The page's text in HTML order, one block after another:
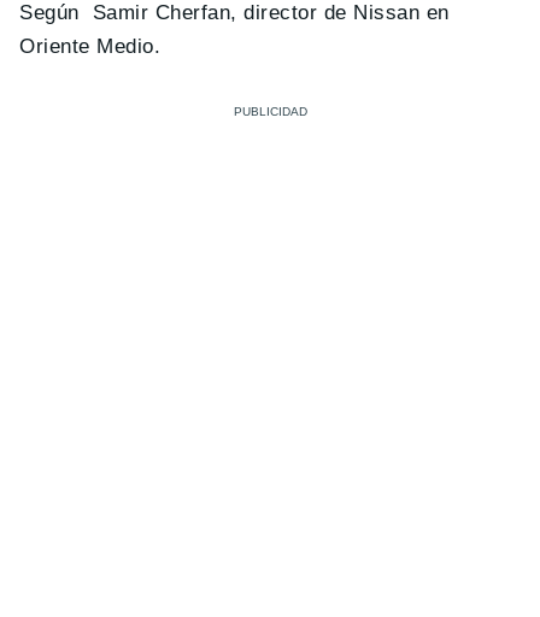
Según Samir Cherfan, director de Nissan en
Oriente Medio.